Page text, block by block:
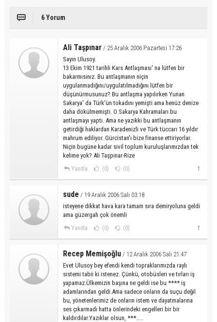
6 Yorum
Ali Taşpınar / 25 Aralık 2006 Pazartesi 17:26
Sayın Ulusoy.
13 Ekim 1921 tarihli Kars Antlaşması' na lütfen bir
bakarmısınız. Bu antlaşmanın niçin
uygulanmadığını/uygulatılmadığını lütfen bir
düşünürmusunuz? Bu antlaşma yapılırken Yunan
Sakarya' da Türk'ün tokadını yemişti ama henüz denize
daha dökülmemişti. O Sakarya Kahramaları bu
antlaşmayı yaptı. Ama ne yazıkki bu antlaşmanın
getirdiği haklardan Karadenizli ve Türk tüccarı 16 yıldır
mahrum ediliyor. Gürcistan'ı bize finanse ettiriyorlar.
Niçin bugüne kadar sivil toplum kuruluşlarımızdan tek
kelime yok? Ali Taşpınar-Rize
Yanıtla (0) (0)
sude / 19 Aralık 2006 Salı 03:18
isteyene dikkat hava kara tamam sıra demiryoluna geldi
ama güzergah çok önemli
Yanıtla (0) (0)
Recep Memişoğlu / 12 Aralık 2006 Salı 21:47
Evet Ulusoy bey efendi kendi topraklarımızda raylı
sistemi tabii ki istenez. Çünkü, otobüsleri ve tırları iş
yapamaz.Ülkemizin başına ne geldi ise bu **** iş
adamlarından geldi.Ama sadece onların da suçu değil
bu, yönetenlerimiz de onların istem ve dayatmalarına
ses çıkarmadı hatta önlerindeki engelleri bir bir
kaldırdılar.Yazıklar olsun, ***.....